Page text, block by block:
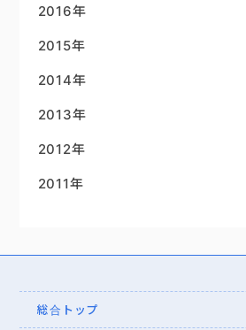
2016年
2015年
2014年
2013年
2012年
2011年
総合トップ